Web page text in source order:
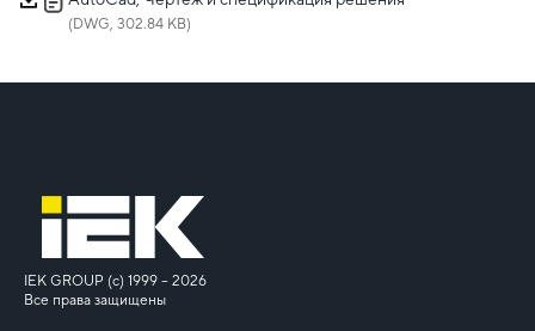
(DWG, 302.84 KB)
IEK GROUP (c) 1999 – 2026
Все права защищены